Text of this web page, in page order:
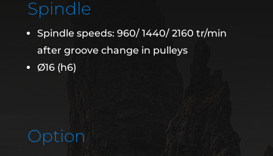
Spindle
Spindle speeds: 960/ 1440/ 2160 tr/min
after groove change in pulleys
Ø16 (h6)
Option